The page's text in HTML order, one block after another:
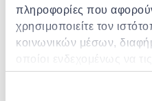
πληροφορίες που
χρησιμοποιείτε τον
κοινωνικών μέσων,
οποίοι ενδεχομένως να
πληροφορίες που τους
οποίες έχουν συλλέξει
PHARMASEPT
Pharmasept baby soft wipes 30x